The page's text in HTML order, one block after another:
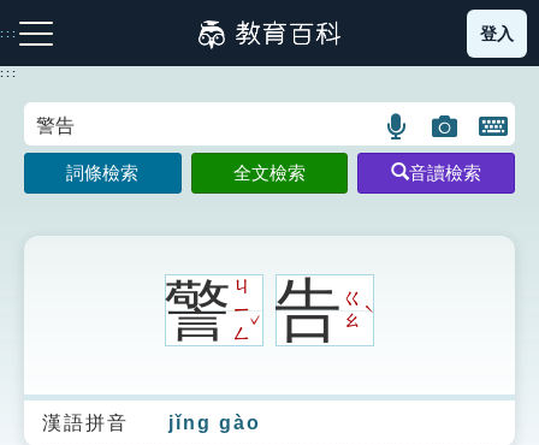
到
主
:::
注音索引圖示 筆畫索引圖示 部首索引表圖示
生字詞彙表
登入
:::
語
言
搜
圖
片
搜
開
鍵
圖
詞條檢索 全文檢索 音讀檢索
警ㄐ
ㄧ
ㄥ
ˇ告ㄍ
ㄠ
ˋ
漢語拼音 jǐng gào